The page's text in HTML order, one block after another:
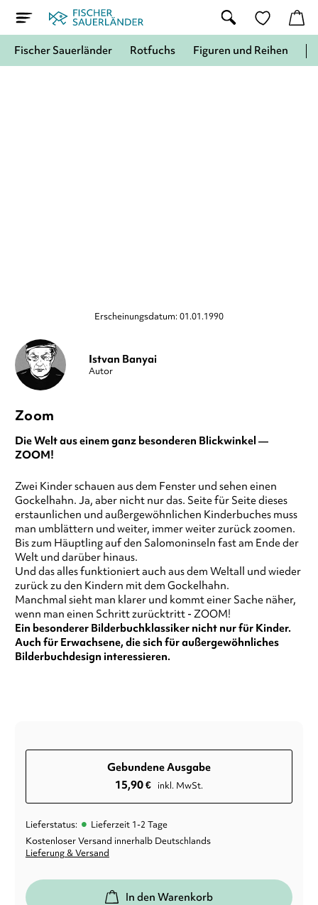
Fischer Sauerländer Rotfuchs Figuren und Reihen
Erscheinungsdatum: 01.01.1990
Istvan Banyai
Autor
Zoom
Die Welt aus einem ganz besonderen Blickwinkel —
ZOOM!
Zwei Kinder schauen aus dem Fenster und sehen einen
Gockelhahn. Ja, aber nicht nur das. Seite für Seite dieses
erstaunlichen und außergewöhnlichen Kinderbuches muss
man umblättern und weiter, immer weiter zurück zoomen.
Bis zum Häuptling auf den Salomoninseln fast am Ende der
Welt und darüber hinaus.
Und das alles funktioniert auch aus dem Weltall und wieder
zurück zu den Kindern mit dem Gockelhahn.
Manchmal sieht man klarer und kommt einer Sache näher,
wenn man einen Schritt zurücktritt - ZOOM!
Ein besonderer Bilderbuchklassiker nicht nur für Kinder.
Auch für Erwachsene, die sich für außergewöhnliches
Bilderbuchdesign interessieren.
Gebundene Ausgabe
15,90€ inkl. MwSt.
Lieferstatus: • Lieferzeit 1-2 Tage
Kostenloser Versand innerhalb Deutschlands
Lieferung & Versand
In den Warenkorb